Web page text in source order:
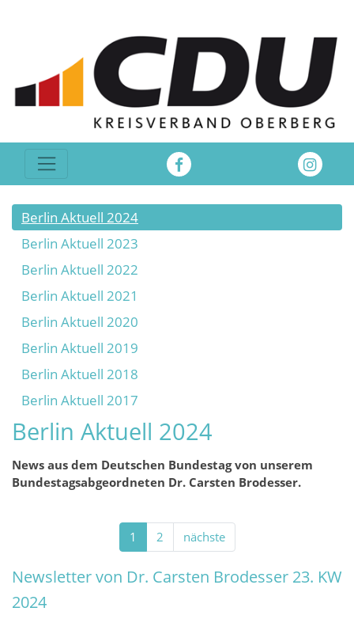
Berlin Aktuell 2024
Berlin Aktuell 2023
Berlin Aktuell 2022
Berlin Aktuell 2021
Berlin Aktuell 2020
Berlin Aktuell 2019
Berlin Aktuell 2018
Berlin Aktuell 2017
Berlin Aktuell 2024
News aus dem Deutschen Bundestag von unserem
Bundestagsabgeordneten Dr. Carsten Brodesser.
1 2 nächste
Newsletter von Dr. Carsten Brodesser 23. KW
2024